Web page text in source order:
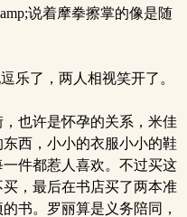
说着摩拳擦掌的像是随
乐了，两人相视笑开了。
也许是怀孕的关系，米佳
西，小小的衣服小小的鞋
件都惹人喜欢。不过买这
，最后在书店买了两本准
书。罗丽算是义务陪同，